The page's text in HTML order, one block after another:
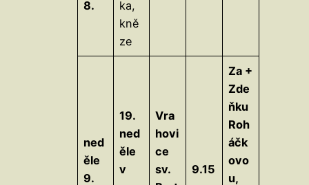
8.
ka,
kně
ze
ned
ěle
9.
19.
ned
ěle
v
Vra
hovi
ce
sv.
9.15
Za +
Zde
ňku
Roh
áčk
ovo
u,